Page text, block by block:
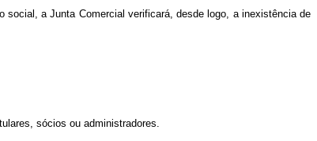
social, a Junta Comercial verificará, desde logo, a inexistência de
sócios ou administradores.